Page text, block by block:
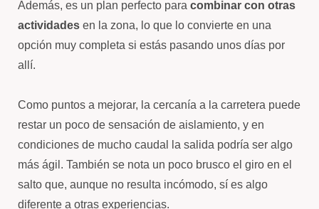
Además, es un plan perfecto para combinar con otras
actividades en la zona, lo que lo convierte en una
opción muy completa si estás pasando unos días por
allí.
Como puntos a mejorar, la cercanía a la carretera puede
restar un poco de sensación de aislamiento, y en
condiciones de mucho caudal la salida podría ser algo
más ágil. También se nota un poco brusco el giro en el
salto que, aunque no resulta incómodo, sí es algo
diferente a otras experiencias.